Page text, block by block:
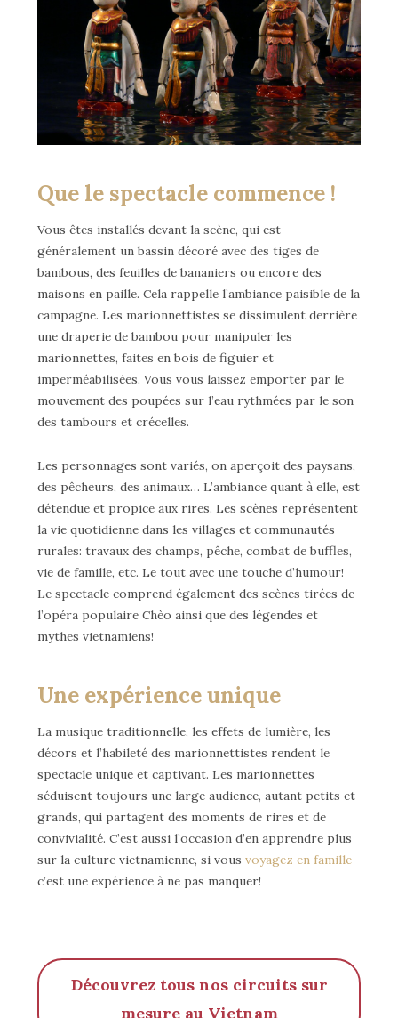
Que le spectacle commence !
Vous êtes installés devant la scène, qui est
généralement un bassin décoré avec des tiges de
bambous, des feuilles de bananiers ou encore des
maisons en paille. Cela rappelle l’ambiance paisible de la
campagne. Les marionnettistes se dissimulent derrière
une draperie de bambou pour manipuler les
marionnettes, faites en bois de figuier et
imperméabilisées. Vous vous laissez emporter par le
mouvement des poupées sur l’eau rythmées par le son
des tambours et crécelles.
Les personnages sont variés, on aperçoit des paysans,
des pêcheurs, des animaux… L’ambiance quant à elle, est
détendue et propice aux rires. Les scènes représentent
la vie quotidienne dans les villages et communautés
rurales: travaux des champs, pêche, combat de buffles,
vie de famille, etc. Le tout avec une touche d’humour!
Le spectacle comprend également des scènes tirées de
l’opéra populaire Chèo ainsi que des légendes et
mythes vietnamiens!
Une expérience unique
La musique traditionnelle, les effets de lumière, les
décors et l’habileté des marionnettistes rendent le
spectacle unique et captivant. Les marionnettes
séduisent toujours une large audience, autant petits et
grands, qui partagent des moments de rires et de
convivialité. C’est aussi l’occasion d’en apprendre plus
sur la culture vietnamienne, si vous voyagez en famille
c’est une expérience à ne pas manquer!
Découvrez tous nos circuits sur
mesure au Vietnam